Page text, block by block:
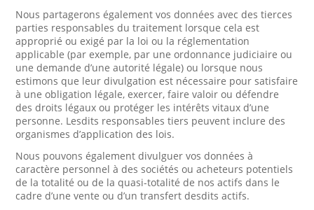
Nous partagerons également vos données avec des tierces
parties responsables du traitement lorsque cela est
approprié ou exigé par la loi ou la réglementation
applicable (par exemple, par une ordonnance judiciaire ou
une demande d’une autorité légale) ou lorsque nous
estimons que leur divulgation est nécessaire pour satisfaire
à une obligation légale, exercer, faire valoir ou défendre
des droits légaux ou protéger les intérêts vitaux d’une
personne. Lesdits responsables tiers peuvent inclure des
organismes d’application des lois.
Nous pouvons également divulguer vos données à
caractère personnel à des sociétés ou acheteurs potentiels
de la totalité ou de la quasi-totalité de nos actifs dans le
cadre d’une vente ou d’un transfert desdits actifs.